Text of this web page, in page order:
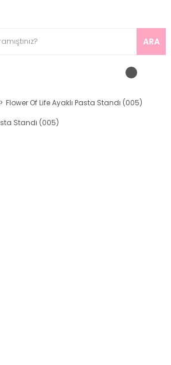
ARA
Flower Of Life Ayaklı Pasta Standı (005)